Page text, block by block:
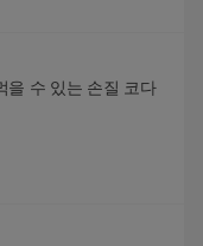
을 수 있는 손질 코다